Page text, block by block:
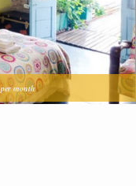
per month